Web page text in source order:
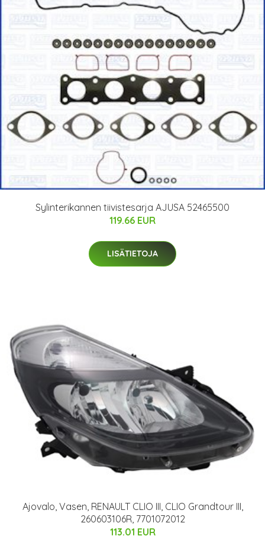
Sylinterikannen tiivistesarja AJUSA 52465500
119.66 EUR
LISÄTIETOJA
Ajovalo, Vasen, RENAULT CLIO III, CLIO Grandtour III,
260603106R, 7701072012
113.01 EUR